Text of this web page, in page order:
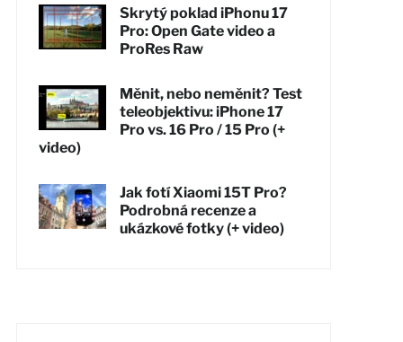
Skrytý poklad iPhonu 17
Pro: Open Gate video a
ProRes Raw
Měnit, nebo neměnit? Test
teleobjektivu: iPhone 17
Pro vs. 16 Pro / 15 Pro (+
video)
Jak fotí Xiaomi 15T Pro?
Podrobná recenze a
ukázkové fotky (+ video)